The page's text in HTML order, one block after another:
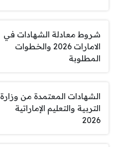
شروط معادلة الشهادات في
الامارات 2026 والخطوات
المطلوبة
الشهادات المعتمدة من وزارة
التربية والتعليم الإماراتية
2026